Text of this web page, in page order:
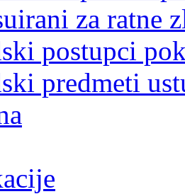
za ratne
postupci
predmeti